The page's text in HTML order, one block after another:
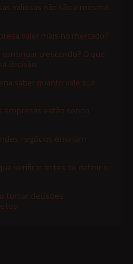
valiosas não são a mesma
valer mais no mercado?
crescendo? O que
decisão
saber quanto vale sua
empresas estão sendo
negócios ensinam
verificar antes de definir o
tomar decisões